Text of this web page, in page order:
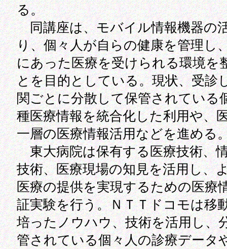
る。
同講座は、モバイル情報機器の
り、個々人が自らの健康を管理し
にあった医療を受けられる環境を
とを目的としている。現状、受診
関ごとに分散して保管されている
種医療情報を統合化した利用や、
一層の医療情報活用などを進める
東大病院は保有する医療技術、
技術、医療現場の知見を活用し、
医療の提供を実現するための医療
証実験を行う。ＮＴＴドコモは移
培ったノウハウ、技術を活用し、
管されている個々人の診療データ